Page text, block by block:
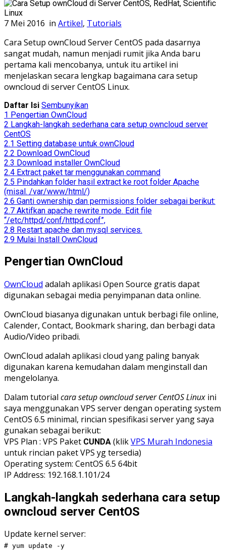
7 Mei 2016 in Artikel, Tutorials
Cara Setup ownCloud Server CentOS pada dasarnya
sangat mudah, namun menjadi rumit jika Anda baru
pertama kali mencobanya, untuk itu artikel ini
menjelaskan secara lengkap bagaimana cara setup
owncloud di server CentOS Linux.
Daftar Isi Sembunyikan
1 Pengertian OwnCloud
2 Langkah-langkah sederhana cara setup owncloud server
CentOS
2.1 Setting database untuk ownCloud
2.2 Download OwnCloud
2.3 Download installer OwnCloud
2.4 Extract paket tar menggunakan command
2.5 Pindahkan folder hasil extract ke root folder Apache
(misal. /var/www/html/)
2.6 Ganti ownership dan permissions folder sebagai berikut:
2.7 Aktifkan apache rewrite mode. Edit file
“/etc/httpd/conf/httpd.conf”,
2.8 Restart apache dan mysql services.
2.9 Mulai Install OwnCloud
Pengertian OwnCloud
OwnCloud adalah aplikasi Open Source gratis dapat
digunakan sebagai media penyimpanan data online.
OwnCloud biasanya digunakan untuk berbagi file online,
Calender, Contact, Bookmark sharing, dan berbagi data
Audio/Video pribadi.
OwnCloud adalah aplikasi cloud yang paling banyak
digunakan karena kemudahan dalam menginstall dan
mengelolanya.
Dalam tutorial cara setup owncloud server CentOS Linux ini
saya menggunakan VPS server dengan operating system
CentOS 6.5 minimal, rincian spesifikasi server yang saya
gunakan sebagai berikut:
VPS Plan : VPS Paket CUNDA (klikVPS Murah Indonesia
untuk rincian paket VPS yg tersedia)
Operating system: CentOS 6.5 64bit
IP Address: 192.168.1.101/24
Langkah-langkah sederhana cara setup
owncloud server CentOS
Update kernel server:
# yum update -y